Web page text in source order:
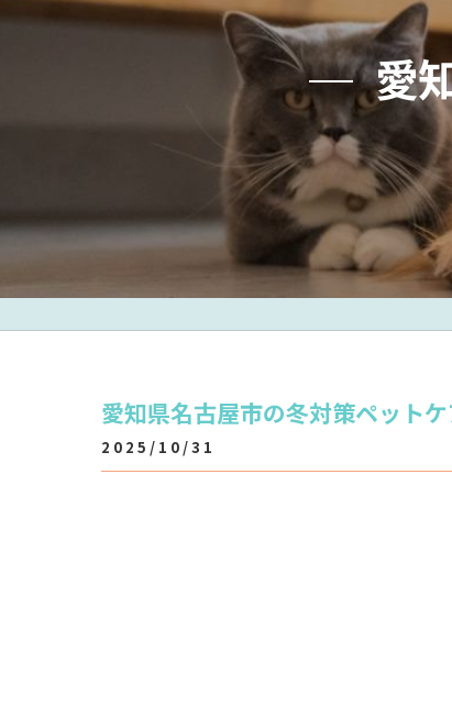
愛
愛知県名古屋市の冬対策ペット
2025/10/31